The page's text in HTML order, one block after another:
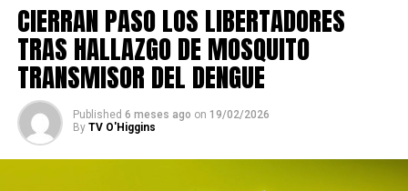
CIERRAN PASO LOS LIBERTADORES
TRAS HALLAZGO DE MOSQUITO
TRANSMISOR DEL DENGUE
Published 6 meses ago on 19/02/2026
By TV O'Higgins